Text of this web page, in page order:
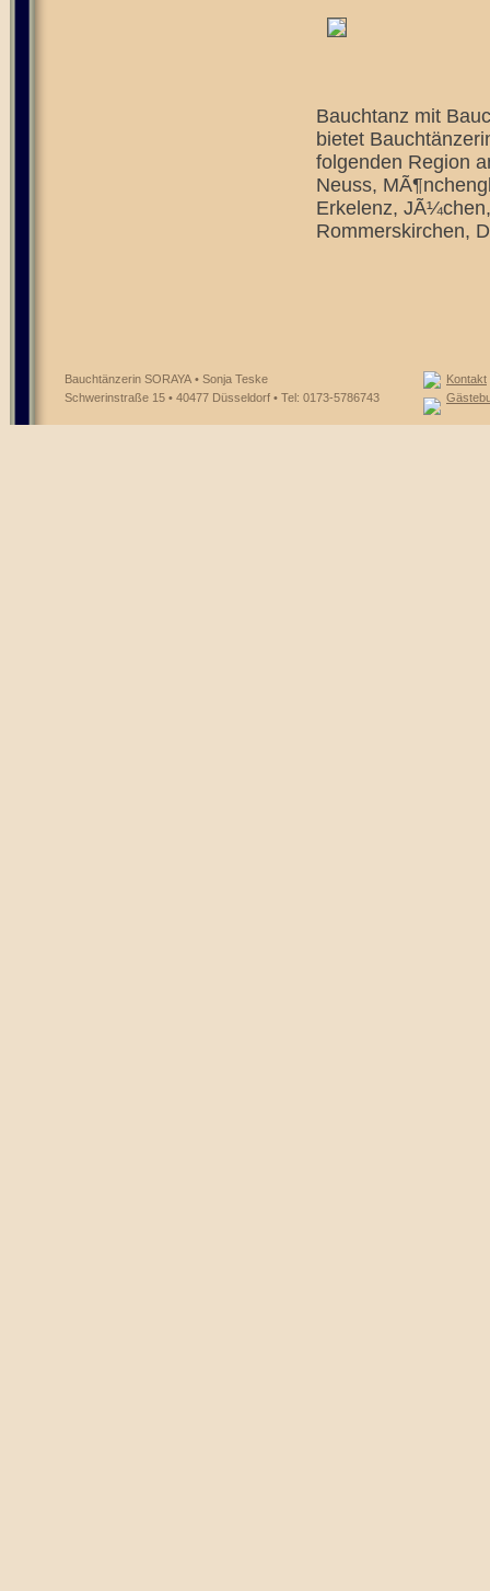
Bauchtanz mit
bietet
folgenden Region
Neuss,
Erkelenz,
Rommerskirchen,
Bauchtänzerin SORAYA • Sonja Teske
Schwerinstraße 15 • 40477 Düsseldorf • Tel: 0173-5786743
Kontakt